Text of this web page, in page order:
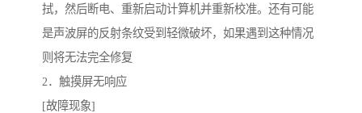
拭，然后断电、重新启动计算机并重新校准。还有可能
是声波屏的反射条纹受到轻微破坏，如果遇到这种情况
则将无法完全修复
2．触摸屏无响应
[故障现象]